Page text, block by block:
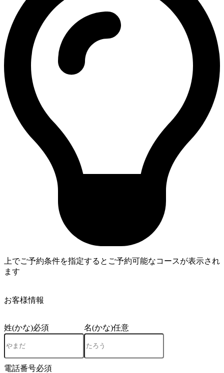
上でご予約条件を指定するとご予約可能なコースが表示され
ます
お客様情報
姓(かな)必須 名(かな)任意
電話番号必須